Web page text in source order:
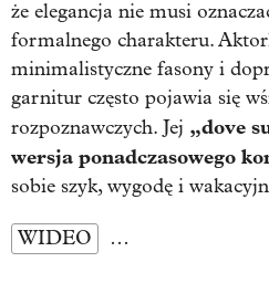
że elegancja nie musi
formalnego charakteru.
minimalistyczne fasony i
garnitur często pojawia się
rozpoznawczych. Jej „dove
wersja ponadczasowego
sobie szyk, wygodę i
WIDEO …